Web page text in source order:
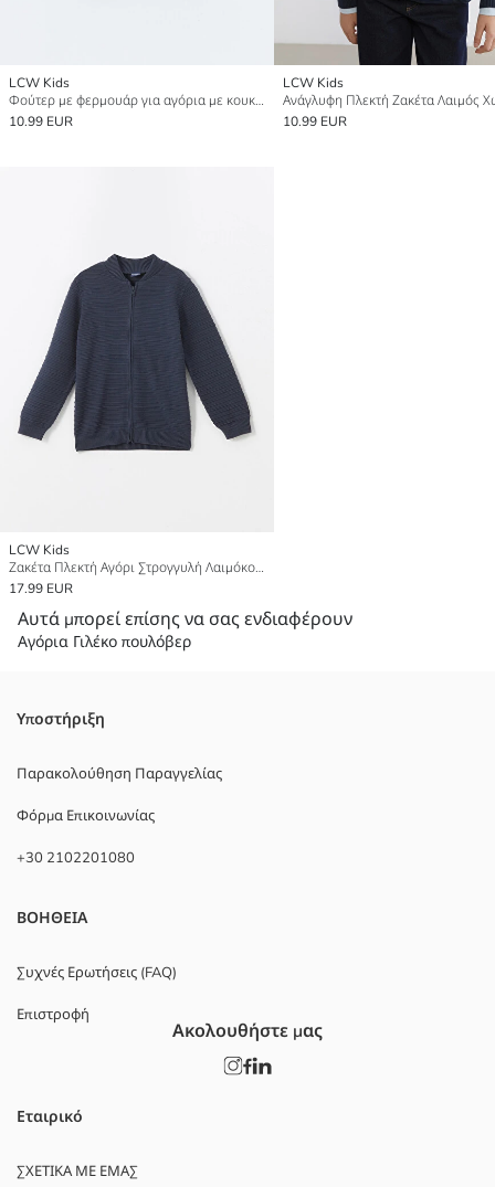
LCW Kids
Φούτερ με φερμουάρ για αγόρια με κουκούλα και παχύ ύφασμα
10.99 EUR
LCW Kids
10.99 EUR
LCW Kids
Ζακέτα Πλεκτή Αγόρι Στρογγυλή Λαιμόκοψη Με Υφή
17.99 EUR
Αυτά μπορεί επίσης να σας ενδιαφέρουν
Αγόρια Γιλέκο πουλόβερ
Υποστήριξη
Παρακολούθηση Παραγγελίας
Φόρμα Επικοινωνίας
+30 2102201080
ΒΟΗΘΕΙΑ
Συχνές Ερωτήσεις (FAQ)
Επιστροφή
Εταιρικό
ΣΧΕΤΙΚΑ ΜΕ ΕΜΑΣ
Ακολουθήστε μας